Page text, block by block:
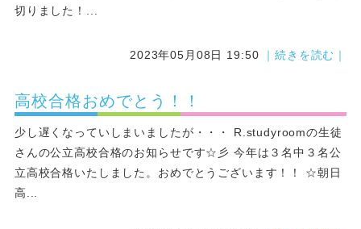
切りました！...
2023年05月08日 19:50 ｜続きを読む｜
高校合格おめでとう！！
少し遅くなっていしまいましたが・・・ R.studyroomの生徒
さんの公立高校合格のお知らせです☆彡 今年は３名中３名公
立高校合格いたしました。おめでとうございます！！ ☆朝日
高...